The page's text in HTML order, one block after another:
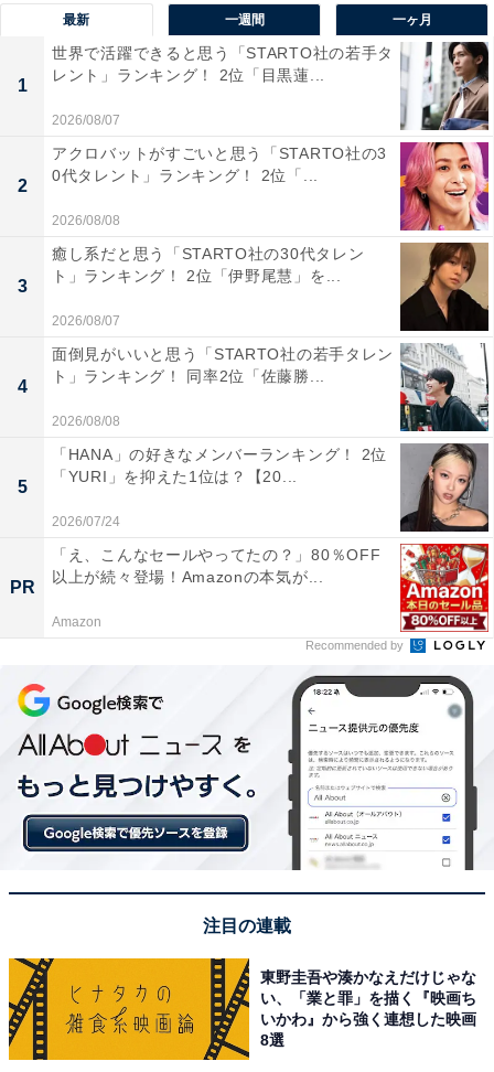
の見どころが多い立地もデートスポットとして人気で
気軽なケーキセットからコース料理まで楽しめる中庭に
面した明るい雰囲気のカフェレストラン「CAFE すいれ
ん」などが併設されていて、館内だけでもゆっくりと過
ごすことができます。
回答者からは、「内容が濃くていいデートになるからで
す」（20代女性／兵庫県）、「上野公園内ですし、レス
トランも中にあるのでデートするには最適な場所だと思
います」（40代男性／東京都）、「上野の公園も近くぶ
らぶらできるから」（20代女性／東京都）などの声が集
1位：三鷹の森ジブリ美術館（三鷹市）
1位は、「三鷹の森ジブリ美術館」でした。数々の日本
タジオジブリのアニメーション美術館。スタジオジブリ
作品の世界観を体験できる美術館は、ジブリ好きカップ
ルにはもちろんジブリファンでなくても楽しめる魅力的
な空間です。
最新 一週間 一ヶ月
1
世界で活躍できると思う「STARTO社の若手タ
レント」ランキング！ 2位「目黒蓮...
2026/08/07
2
アクロバットがすごいと思う「STARTO社の3
0代タレント」ランキング！ 2位「...
2026/08/08
3
癒し系だと思う「STARTO社の30代タレン
ト」ランキング！ 2位「伊野尾慧」を...
2026/08/07
4
面倒見がいいと思う「STARTO社の若手タレン
ト」ランキング！ 同率2位「佐藤勝...
2026/08/08
5
「HANA」の好きなメンバーランキング！ 2位
「YURI」を抑えた1位は？【20...
2026/07/24
PR
「え、こんなセールやってたの？」80％OFF
以上が続々登場！Amazonの本気が...
Amazon
Recommended by
注目の連載
東野圭吾や湊かなえだけじゃな
い、「業と罪」を描く『映画ち
いかわ』から強く連想した映画
8選